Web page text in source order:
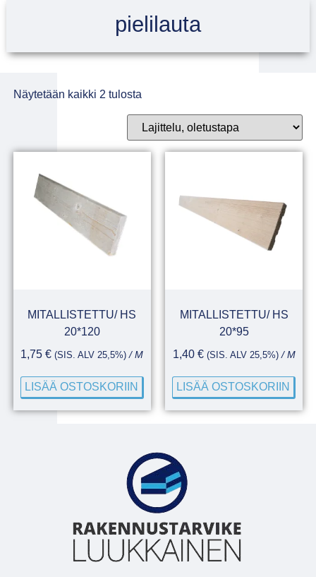
pielilauta
Näytetään kaikki 2 tulosta
MITALLISTETTU/ HS
20*120
1,75€ (SIS. ALV 25,5%) / M
LISÄÄ OSTOSKORIIN
MITALLISTETTU/ HS
20*95
1,40 € (SIS. ALV 25,5%)/ M
LISÄÄ OSTOSKORIIN